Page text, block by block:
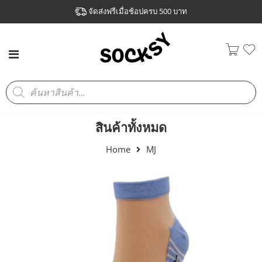
จัดส่งฟรีเมื่อช้อปครบ 500 บาท
สินค้าทั้งหมด
Home MJ